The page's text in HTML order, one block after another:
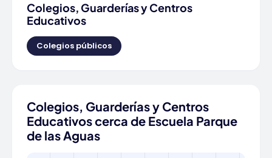
Colegios, Guarderías y Centros
Educativos
Colegios públicos
Colegios, Guarderías y Centros
Educativos cerca de Escuela Parque
de las Aguas